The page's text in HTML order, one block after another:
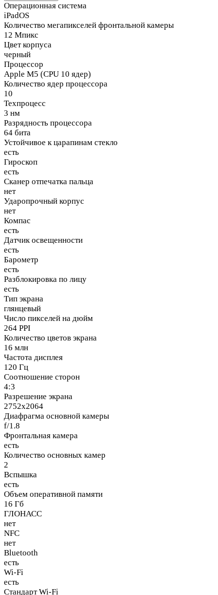
Операционная система
iPadOS
Количество мегапикселей фронтальной камеры
12 Мпикс
Цвет корпуса
черный
Процессор
Apple M5 (CPU 10 ядер)
Количество ядер процессора
10
Техпроцесс
3 нм
Разрядность процессора
64 бита
Устойчивое к царапинам стекло
есть
Гироскоп
есть
Сканер отпечатка пальца
нет
Ударопрочный корпус
нет
Компас
есть
Датчик освещенности
есть
Барометр
есть
Разблокировка по лицу
есть
Тип экрана
глянцевый
Число пикселей на дюйм
264 PPI
Количество цветов экрана
16 млн
Частота дисплея
120 Гц
Соотношение сторон
4:3
Разрешение экрана
2752x2064
Диафрагма основной камеры
f/1.8
Фронтальная камера
есть
Количество основных камер
2
Вспышка
есть
Объем оперативной памяти
16 Гб
ГЛОНАСС
нет
NFC
нет
Bluetooth
есть
Wi-Fi
есть
Стандарт Wi-Fi